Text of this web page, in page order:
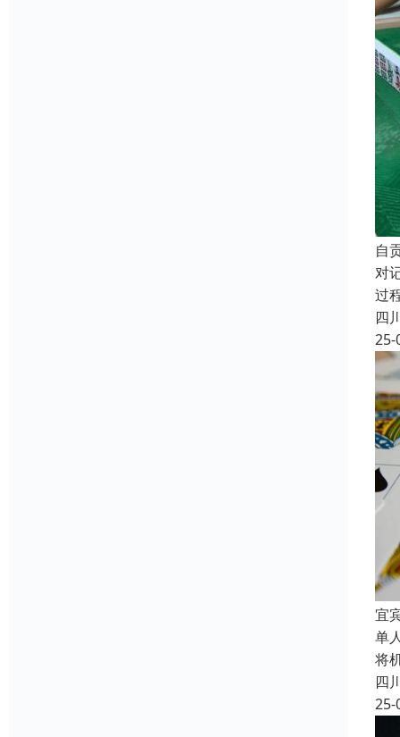
自
对
过
四
25-
宜
单
将
四
25-